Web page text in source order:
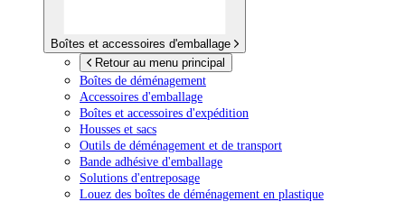
Boîtes et accessoires d'emballage
Retour au menu principal
Boîtes de déménagement
Accessoires d'emballage
Boîtes et accessoires d'expédition
Housses et sacs
Outils de déménagement et de transport
Bande adhésive d'emballage
Solutions d'entreposage
Louez des boîtes de déménagement en plastique